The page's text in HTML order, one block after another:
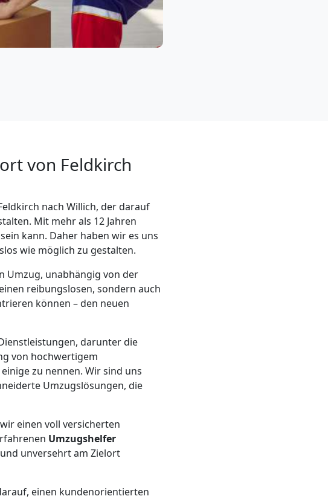
von Feldkirch
nach Willich, der darauf
Mit mehr als 12 Jahren
kann. Daher haben wir es uns
wie möglich zu gestalten.
Umzug, unabhängig von der
reibungslosen, sondern auch
können – den neuen
darunter die
von hochwertigem
zu nennen. Wir sind uns
Umzugslösungen, die
einen voll versicherten
Umzugshelfer
unversehrt am Zielort
einen kundenorientierten